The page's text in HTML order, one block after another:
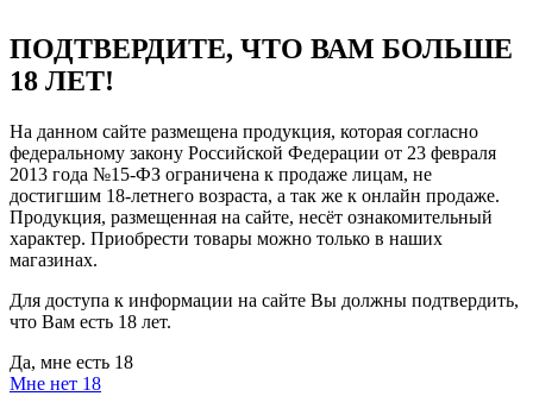
ПОДТВЕРДИТЕ, ЧТО ВАМ БОЛЬШЕ
18 ЛЕТ!
На данном сайте размещена продукция, которая согласно
федеральному закону Российской Федерации от 23 февраля
2013 года №15-ФЗ ограничена к продаже лицам, не
достигшим 18-летнего возраста, а так же к онлайн продаже.
Продукция, размещенная на сайте, несёт ознакомительный
характер. Приобрести товары можно только в наших
магазинах.
Для доступа к информации на сайте Вы должны подтвердить,
что Вам есть 18 лет.
Да, мне есть 18
Мне нет 18